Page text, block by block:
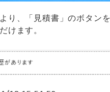
り、「見積書」のボタン
けます。